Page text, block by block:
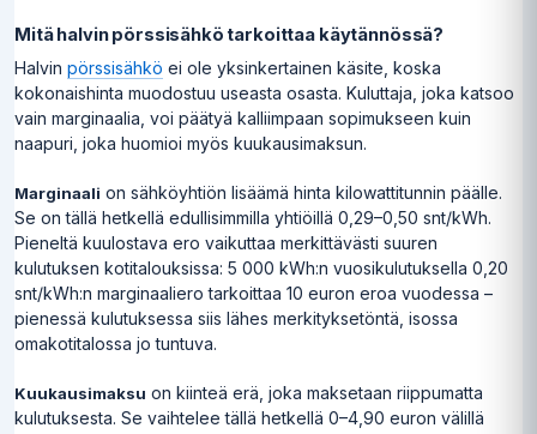
Mitä halvin pörssisähkö tarkoittaa käytännössä?
Halvin pörssisähkö ei ole yksinkertainen käsite, koska
kokonaishinta muodostuu useasta osasta. Kuluttaja, joka katsoo
vain marginaalia, voi päätyä kalliimpaan sopimukseen kuin
naapuri, joka huomioi myös kuukausimaksun.
Marginaali on sähköyhtiön lisäämä hinta kilowattitunnin päälle.
Se on tällä hetkellä edullisimmilla yhtiöillä 0,29–0,50 snt/kWh.
Pieneltä kuulostava ero vaikuttaa merkittävästi suuren
kulutuksen kotitalouksissa: 5 000 kWh:n vuosikulutuksella 0,20
snt/kWh:n marginaaliero tarkoittaa 10 euron eroa vuodessa –
pienessä kulutuksessa siis lähes merkityksetöntä, isossa
omakotitalossa jo tuntuva.
Kuukausimaksu on kiinteä erä, joka maksetaan riippumatta
kulutuksesta. Se vaihtelee tällä hetkellä 0–4,90 euron välillä